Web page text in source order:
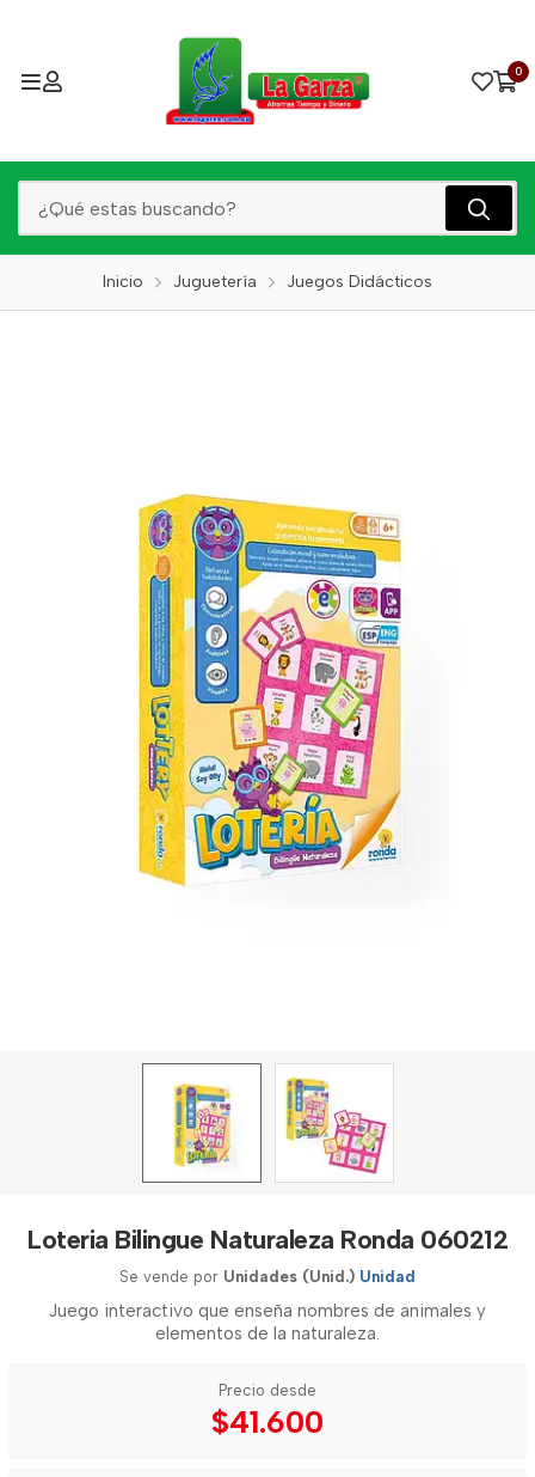
0
Inicio Juguetería Juegos Didácticos
Loteria Bilingue Naturaleza Ronda 060212
Se vende por Unidades (Unid.) Unidad
Juego interactivo que enseña nombres de animales y
elementos de la naturaleza.
Precio desde
$41.600